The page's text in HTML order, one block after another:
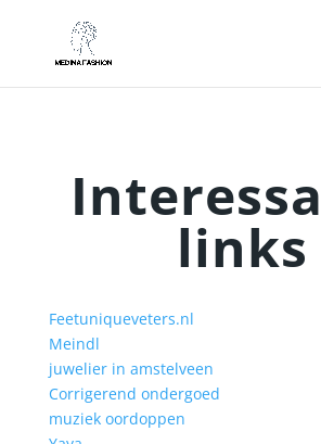
links
Feetuniqueveters.nl
Meindl
juwelier in amstelveen
Corrigerend ondergoed
muziek oordoppen